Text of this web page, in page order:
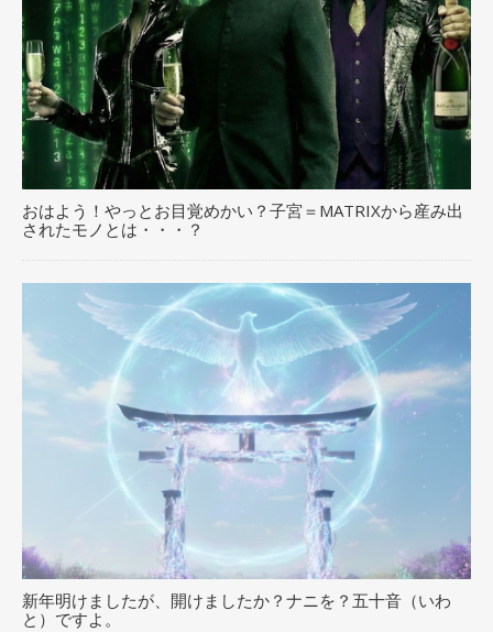
おはよう！やっとお目覚めかい？子宮＝MATRIXから産み出
されたモノとは・・・？
新年明けましたが、開けましたか？ナニを？五十音（いわ
と）ですよ。